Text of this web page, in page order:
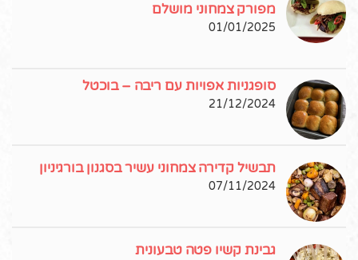
מפורק צמחוני מושלם
01/01/2025
סופגניות אפויות עם ריבה – בוכטל
21/12/2024
תבשיל קדירה צמחוני עשיר בסגנון בורגיניון
07/11/2024
גבינת קשיו פטה טבעונית